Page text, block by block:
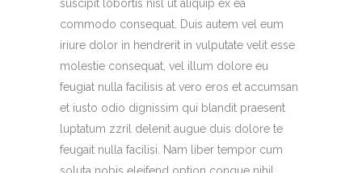
suscipit lobortis nisl ut aliquip ex ea
commodo consequat. Duis autem vel eum
iriure dolor in hendrerit in vulputate velit esse
molestie consequat, vel illum dolore eu
feugiat nulla facilisis at vero eros et accumsan
et iusto odio dignissim qui blandit praesent
luptatum zzril delenit augue duis dolore te
feugait nulla facilisi. Nam liber tempor cum